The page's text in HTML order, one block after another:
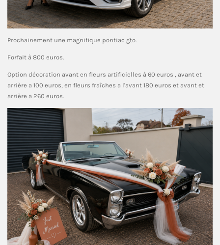
Prochainement une magnifique pontiac gto.
Forfait à 800 euros.
Option décoration avant en fleurs artificielles à 60 euros , avant et
arrière a 100 euros, en fleurs fraîches a l'avant 180 euros et avant et
arrière a 260 euros.